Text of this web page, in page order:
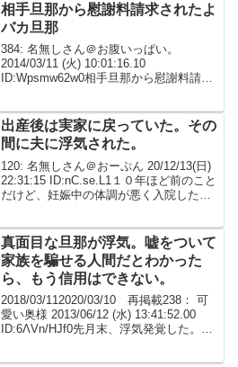
相手旦那から慰謝料請求されたよ
バカ旦那
384: 名無しさん＠お腹いっぱい。
2014/03/11 (火) 10:01:16.10
ID:Wpsmw62w0相手旦那から慰謝料請求
すごいね、本当に態度も変わらず...
出産後は実家に戻っていた。その
間に夫に浮気された。
120: 名無しさん＠おーぷん 20/12/13(日)
22:31:15 ID:nC.se.L1１０年ほど前のこと
だけど、妊娠中の体調が悪く入院したこ
た。その間に夫に浮気...
真面目な旦那が浮気。嘘をついて
家族を騙せる人間だとわかった
ら、もう信用はできない。
2018/03/112020/03/10 再掲載238： 可
愛い奥様 2013/06/12 (水) 13:41:52.00
ID:6ΛVn/HJf0先月末、浮気発覚した。厳